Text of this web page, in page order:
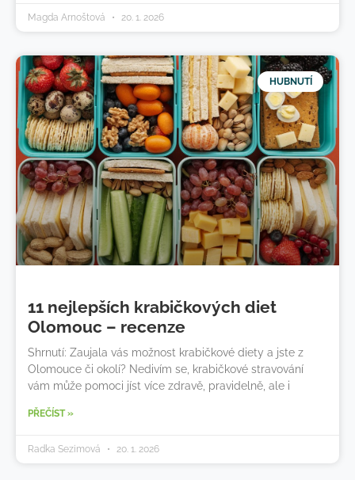
Magda Arnoštová 20. 1. 2026
HUBNUTÍ
11 nejlepších krabičkových diet
Olomouc – recenze
Shrnutí: Zaujala vás možnost krabičkové diety a jste z
Olomouce či okolí? Nedivím se, krabičkové stravování
vám může pomoci jíst více zdravě, pravidelně, ale i
PŘEČÍST »
Radka Sezimová 20. 1. 2026